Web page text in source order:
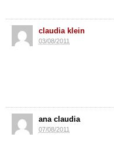
claudia klein
03/08/2011
ana claudia
07/08/2011